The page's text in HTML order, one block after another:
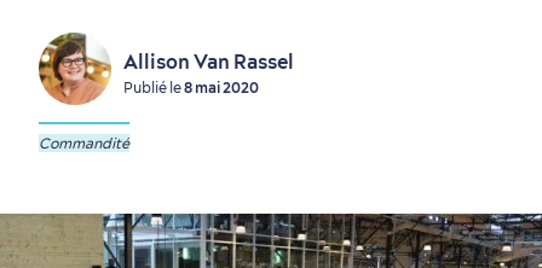
Allison Van Rassel
Publié le8 mai 2020
Commandité